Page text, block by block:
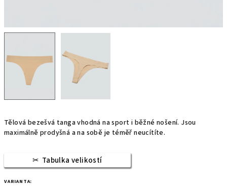
Tělová bezešvá tanga vhodná na sport i běžné nošení. Jsou
maximálně prodyšná a na sobě je téměř neucítíte.
Tabulka velikostí
VARIANTA: